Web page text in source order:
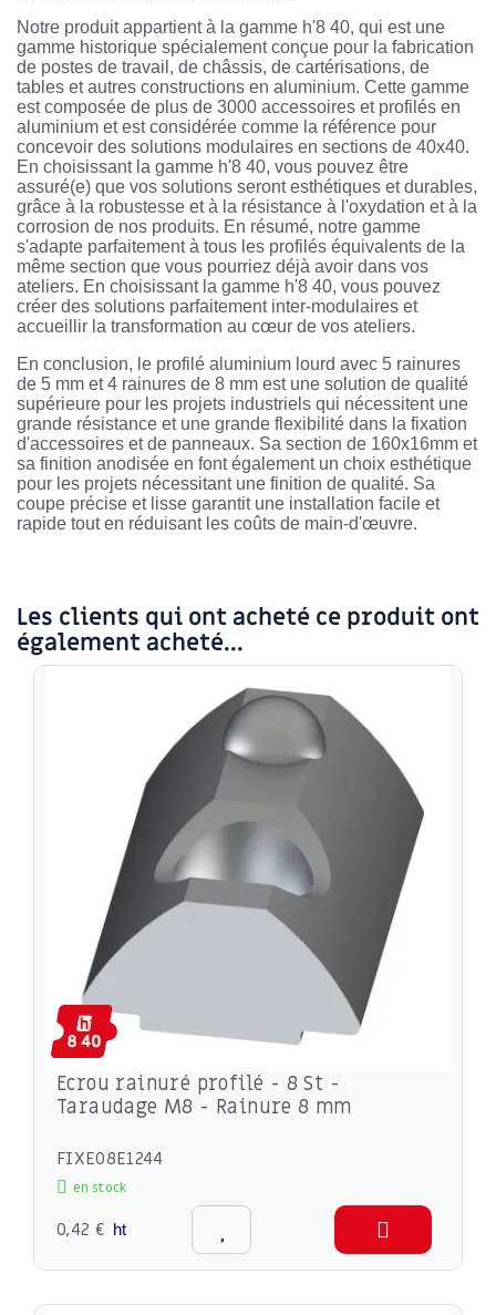
Notre produit appartient à la gamme h'8 40, qui est une
gamme historique spécialement conçue pour la fabrication
de postes de travail, de châssis, de cartérisations, de
tables et autres constructions en aluminium. Cette gamme
est composée de plus de 3000 accessoires et profilés en
aluminium et est considérée comme la référence pour
concevoir des solutions modulaires en sections de 40x40.
En choisissant la gamme h'8 40, vous pouvez être
assuré(e) que vos solutions seront esthétiques et durables,
grâce à la robustesse et à la résistance à l'oxydation et à la
corrosion de nos produits. En résumé, notre gamme
s'adapte parfaitement à tous les profilés équivalents de la
même section que vous pourriez déjà avoir dans vos
ateliers. En choisissant la gamme h'8 40, vous pouvez
créer des solutions parfaitement inter-modulaires et
accueillir la transformation au cœur de vos ateliers.
En conclusion, le profilé aluminium lourd avec 5 rainures
de 5 mm et 4 rainures de 8 mm est une solution de qualité
supérieure pour les projets industriels qui nécessitent une
grande résistance et une grande flexibilité dans la fixation
d'accessoires et de panneaux. Sa section de 160x16mm et
sa finition anodisée en font également un choix esthétique
pour les projets nécessitant une finition de qualité. Sa
coupe précise et lisse garantit une installation facile et
rapide tout en réduisant les coûts de main-d'œuvre.
Les clients qui ont acheté ce produit ont
également acheté...
Ecrou rainuré profilé - 8 St -
Taraudage M8 - Rainure 8 mm
FIXE08E1244
en stock
0,42 € ht